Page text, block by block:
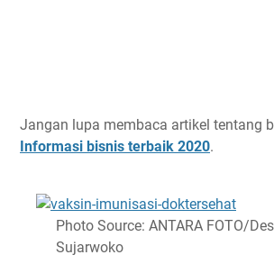
Jangan lupa membaca artikel tentang
Informasi bisnis terbaik 2020.
Photo Source: ANTARA FOTO/
Sujarwoko